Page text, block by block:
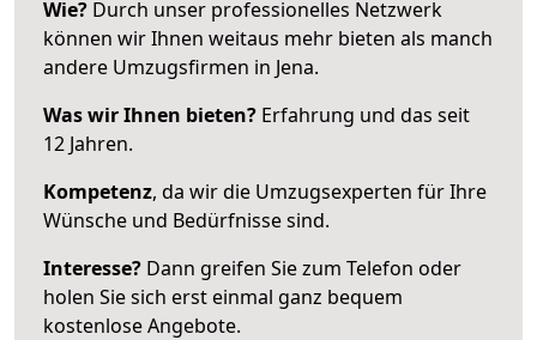
Wie? Durch unser professionelles Netzwerk
können wir Ihnen weitaus mehr bieten als manch
andere Umzugsfirmen in Jena.
Was wir Ihnen bieten? Erfahrung und das seit
12 Jahren.
Kompetenz, da wir die Umzugsexperten für Ihre
Wünsche und Bedürfnisse sind.
Interesse? Dann greifen Sie zum Telefon oder
holen Sie sich erst einmal ganz bequem
kostenlose Angebote.